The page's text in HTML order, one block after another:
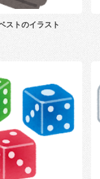
ストのイラスト